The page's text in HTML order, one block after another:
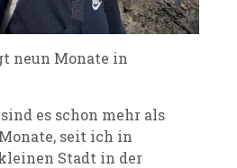
neun Monate in
es schon mehr als
seit ich in
Stadt in der